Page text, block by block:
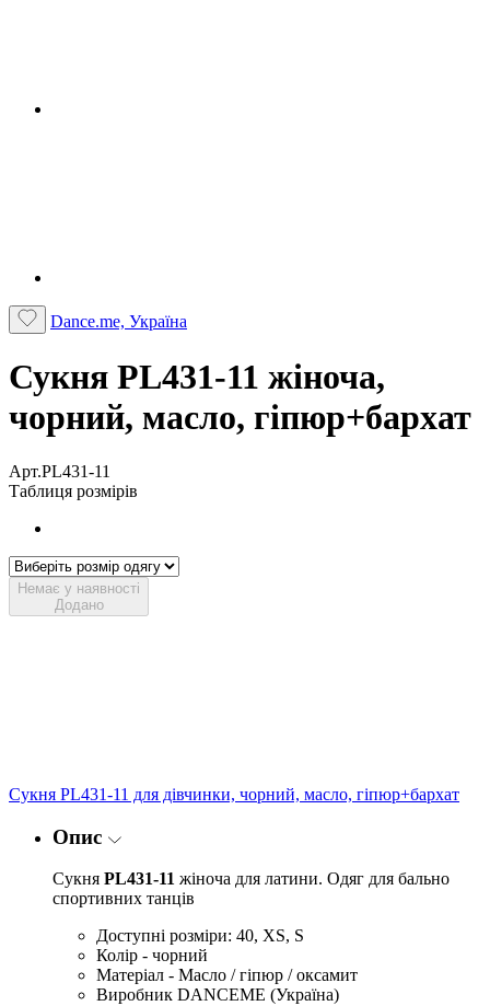
Dance.me, Україна
Сукня PL431-11 жіноча,
чорний, масло, гіпюр+бархат
Арт.PL431-11
Таблиця розмірів
Немає у наявності
Додано
Сукня PL431-11 для дівчинки, чорний, масло, гіпюр+бархат
Опис
Сукня PL431-11 жіноча для латини. Одяг для бально
спортивних танців
Доступні розміри: 40, XS, S
Колір - чорний
Матеріал - Масло / гіпюр / оксамит
Виробник DANCEME (Україна)